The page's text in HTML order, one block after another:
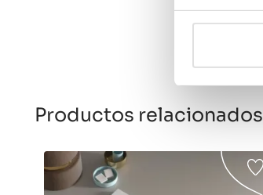
Productos relacionados